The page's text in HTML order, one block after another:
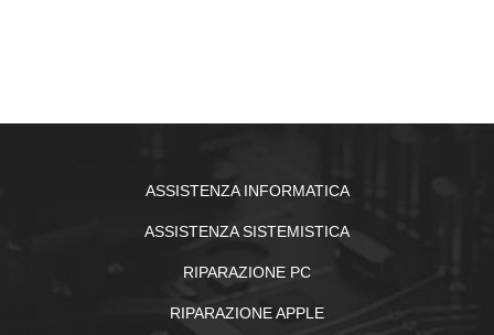
ASSISTENZA INFORMATICA
ASSISTENZA SISTEMISTICA
RIPARAZIONE PC
RIPARAZIONE APPLE